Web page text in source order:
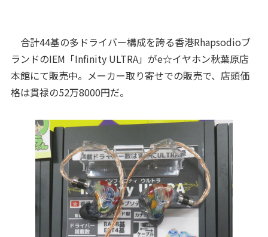
合計44基の多ドライバー構成を誇る香港Rhapsodioブ
ランドのIEM「Infinity ULTRA」がe☆イヤホン秋葉原店
本館にて販売中。メーカー取り寄せでの販売で、店頭価
格は貫禄の52万8000円だ。